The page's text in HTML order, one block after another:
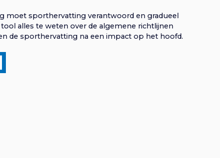
moet sporthervatting verantwoord en gradueel
alles te weten over de algemene richtlijnen
de sporthervatting na een impact op het hoofd.